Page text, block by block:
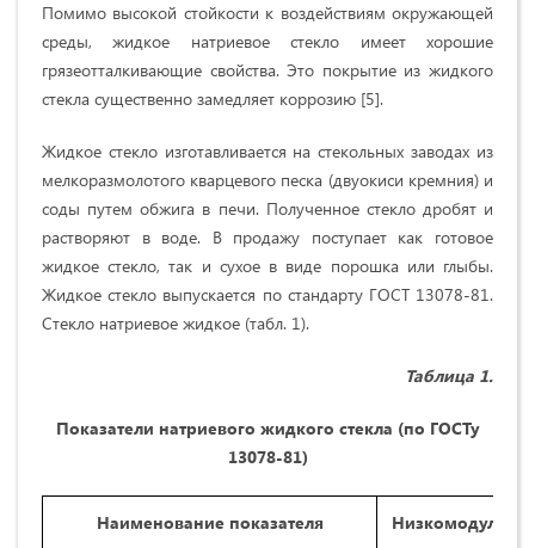
Помимо высокой стойкости к воздействиям окружающей
среды, жидкое натриевое стекло имеет хорошие
грязеотталкивающие свойства. Это покрытие из жидкого
стекла существенно замедляет коррозию [5].
Жидкое стекло изготавливается на стекольных заводах из
мелкоразмолотого кварцевого песка (двуокиси кремния) и
соды путем обжига в печи. Полученное стекло дробят и
растворяют в воде. В продажу поступает как готовое
жидкое стекло, так и сухое в виде порошка или глыбы.
Жидкое стекло выпускается по стандарту ГОСТ 13078-81.
Стекло натриевое жидкое (табл. 1).
Таблица 1.
Показатели натриевого жидкого стекла (по ГОСТу
13078-81)
Наименование показателя